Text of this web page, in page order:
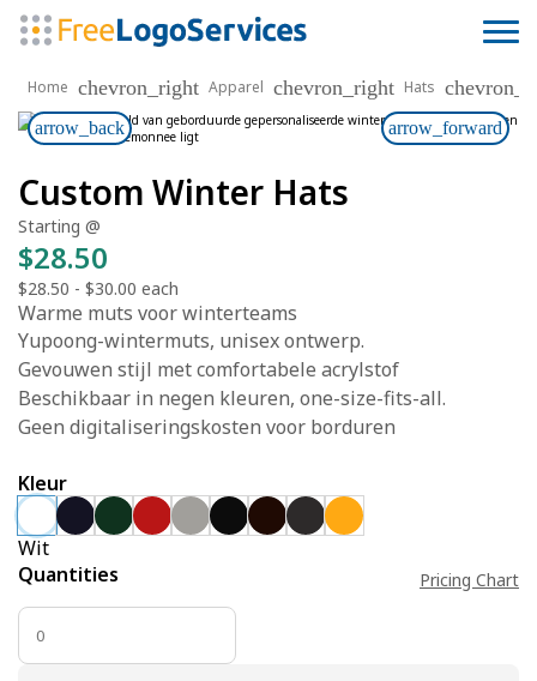
Home chevron_right Apparel chevron_right Hats
arrow_back arrow_forward
Custom Winter Hats
Starting @
$28.50
$28.50 - $30.00 each
Warme muts voor winterteams
Yupoong-wintermuts, unisex ontwerp.
Gevouwen stijl met comfortabele acrylstof
Beschikbaar in negen kleuren, one-size-fits-all.
Geen digitaliseringskosten voor borduren
Kleur
Wit
Quantities
Pricing Chart